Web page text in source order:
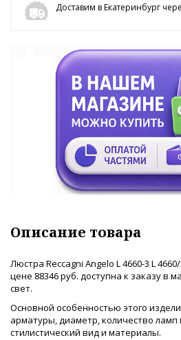
Доставим в Екатеринбург
Описание товара
Люстра Reccagni Angelo L 4660-3 L
цене 88346 руб. доступна к заказу в
свет.
Основной особенностью этого
арматуры, диаметр, количество ламп
стилистический вид и материалы.